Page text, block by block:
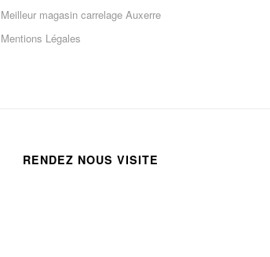
Meilleur magasin carrelage Auxerre
Mentions Légales
RENDEZ NOUS VISITE